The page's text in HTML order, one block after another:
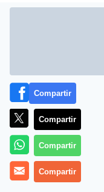
No se engañe. Los
Compartir
Compartir
Compartir
Compartir